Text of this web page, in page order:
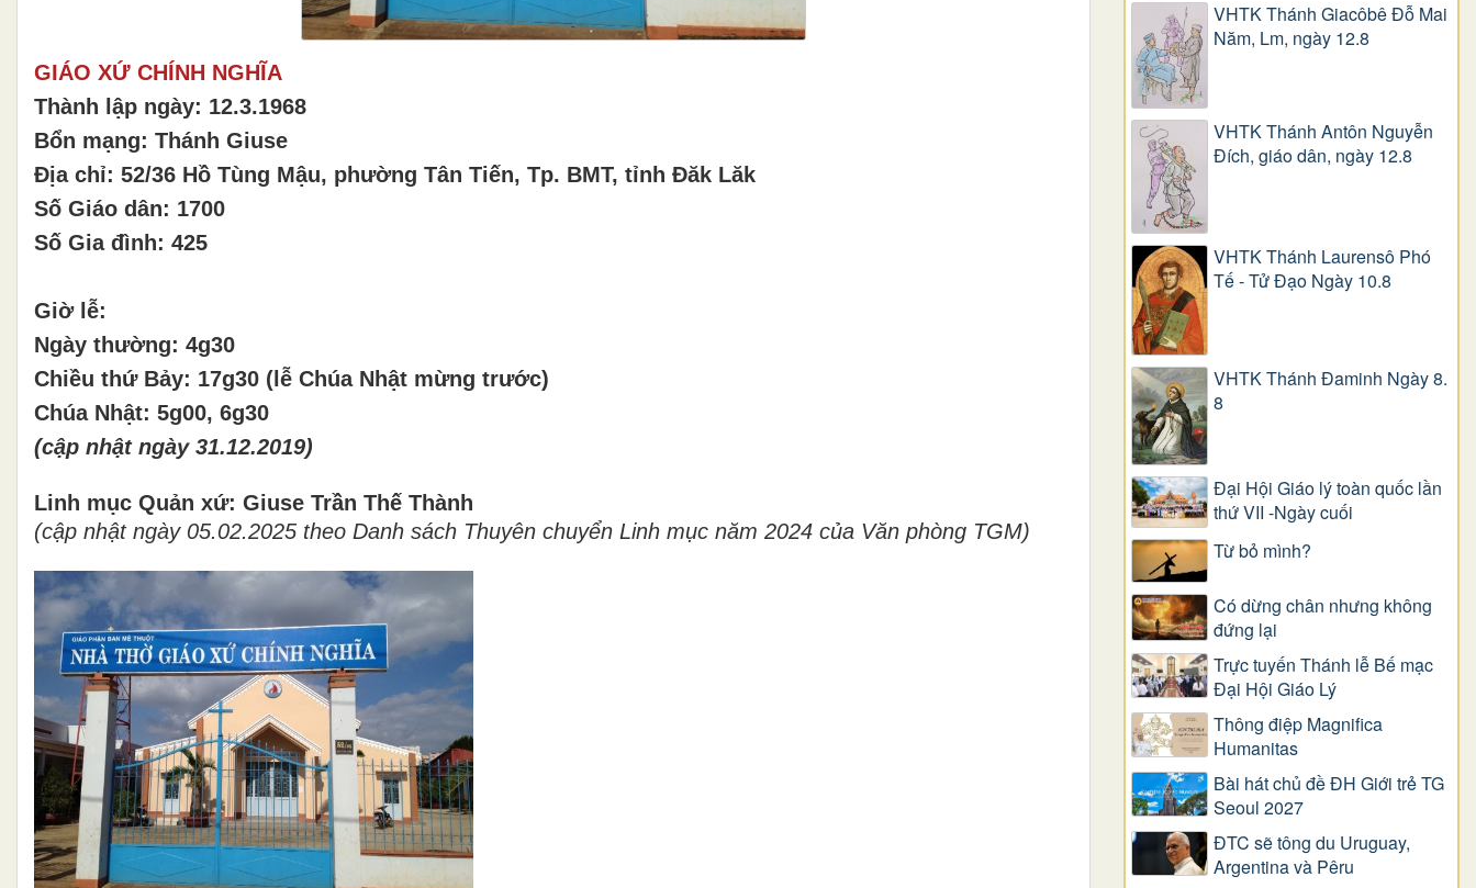
GIÁO XỨ CHÍNH NGHĨA
Thành lập ngày: 12.3.1968
Bổn mạng: Thánh Giuse
Địa chỉ: 52/36 Hồ Tùng Mậu, phường Tân Tiến, Tp. BMT, tỉnh Đăk Lăk
Số Giáo dân: 1700
Số Gia đình: 425
Giờ lễ:
Ngày thường: 4g30
Chiều thứ Bảy: 17g30 (lễ Chúa Nhật mừng trước)
Chúa Nhật: 5g00, 6g30
(cập nhật ngày 31.12.2019)
Linh mục Quản xứ: Giuse Trần Thế Thành
(cập nhật ngày 05.02.2025 theo Danh sách Thuyên chuyển Linh mục năm 2024 của Văn phòng TGM)
VHTK Thánh Giacôbê Ðỗ Mai
Năm, Lm, ngày 12.8
VHTK Thánh Antôn Nguyễn
Ðích, giáo dân, ngày 12.8
VHTK Thánh Laurensô Phó
Tế - Tử Đạo Ngày 10.8
VHTK Thánh Đaminh Ngày 8.
8
Đại Hội Giáo lý toàn quốc lần
thứ VII -Ngày cuối
Từ bỏ mình?
Có dừng chân nhưng không
đứng lại
Trực tuyến Thánh lễ Bế mạc
Đại Hội Giáo Lý
Thông điệp Magnifica
Humanitas
Bài hát chủ đề ĐH Giới trẻ TG
Seoul 2027
ĐTC sẽ tông du Uruguay,
Argentina và Pêru